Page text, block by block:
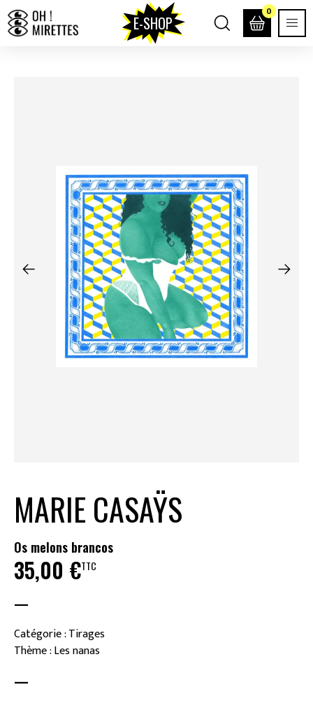
E-SHOP
0
MARIE CASAŸS
Os melons brancos
35,00 €TTC
—
Catégorie : Tirages
Thème : Les nanas
—